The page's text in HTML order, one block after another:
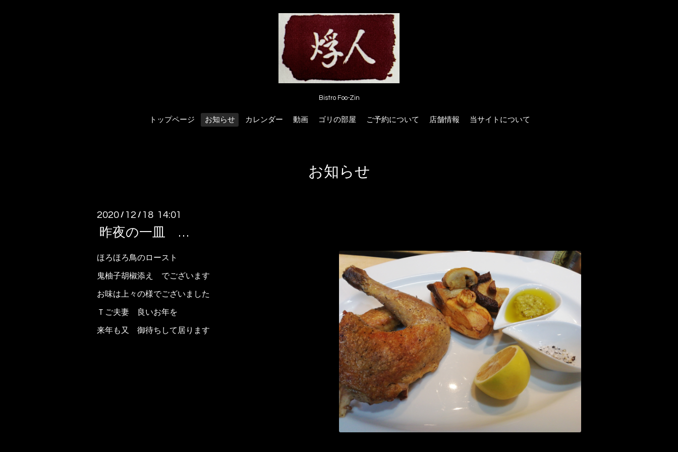
Bistro Foo-Zin
トップページ お知らせ カレンダー 動画 ゴリの部屋 ご予約について 店舗情報 当サイトについて
お知らせ
2020 / 12 / 18 14:01
昨夜の一皿 …
ほろほろ鳥のロースト
鬼柚子胡椒添え でございます
お味は上々の様でございました
Ｔご夫妻 良いお年を
来年も又 御待ちして居ります